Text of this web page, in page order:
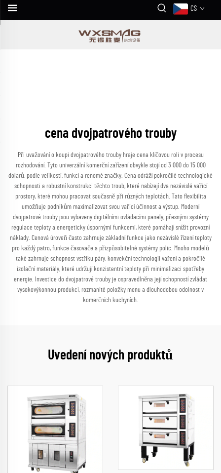
CS
cena dvojpatrového trouby
Při uvažování o koupi dvojpatrového trouby hraje cena klíčovou roli v procesu
rozhodování. Tyto univerzální komerční zařízení obvykle stojí od 3 000 do 15 000
dolarů, podle velikosti, funkcí a renomé značky. Cena odráží pokročilé technologické
schopnosti a robustní konstrukci těchto troub, které nabízejí dva nezávislé vařicí
prostory, které mohou pracovat současně při různých teplotách. Tato flexibilita
umožňuje podnikům maximalizovat svou vařicí účinnost a výstup. Moderní
dvojpatrové trouby jsou vybaveny digitálními ovládacími panely, přesnými systémy
regulace teploty a energeticky úspornými funkcemi, které pomáhají snížit provozní
náklady. Cenová úroveň často zahrnuje základní funkce jako nezávislé řízení teploty
pro každý patro, funkce časovače a přizpůsobitelné systémy polic. Mnoho modelů
také zahrnuje schopnost vstřiku páry, konvekční technologii vaření a pokročilé
izolační materiály, které udržují konzistentní teploty při minimalizaci spotřeby
energie. Investice do dvojpatrové trouby je ospravedlněna její schopností zvládat
vysokovýkonnou produkci, rozmanité položky menu a dlouhodobou odolnost v
komerčních kuchyních.
Uvedení nových produktů